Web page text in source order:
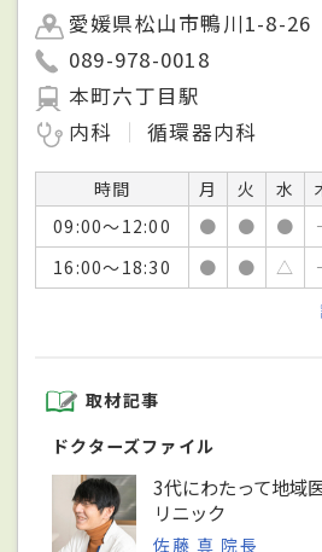
愛媛県松山市鴨川1-8-26
089-978-0018
本町六丁目駅
内科
循環器内科
時間 月 火 水
09:00～12:00
● ● ●
16:00～18:30
● ● △
取材記事
ドクターズファイル
3代にわたって地域
リニック
佐藤 真 院長